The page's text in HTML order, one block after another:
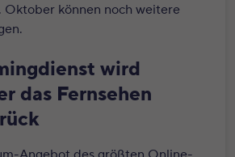
Oktober können noch weitere
wird
das Fernsehen